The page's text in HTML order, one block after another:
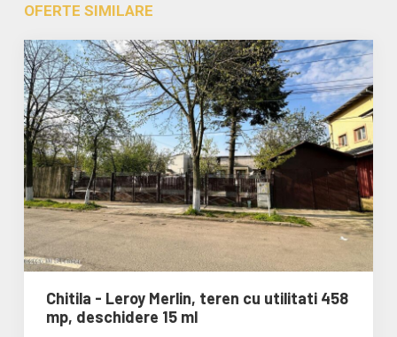
OFERTE SIMILARE
Chitila - Leroy Merlin, teren cu utilitati 458
mp, deschidere 15 ml